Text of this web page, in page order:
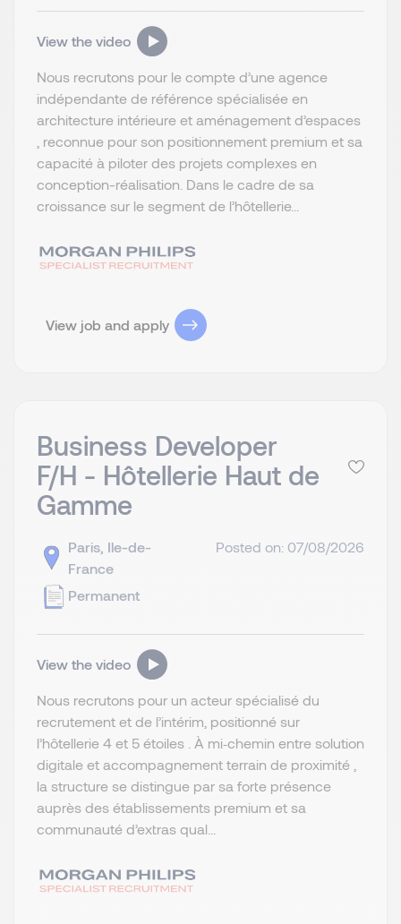
View the video
Nous recrutons pour le compte d’une agence
indépendante de référence spécialisée en
architecture intérieure et aménagement d’espaces
, reconnue pour son positionnement premium et sa
capacité à piloter des projets complexes en
conception-réalisation. Dans le cadre de sa
croissance sur le segment de l’hôtellerie...
View job and apply
Business Developer
F/H - Hôtellerie Haut de
Gamme
Paris, Ile-de-
France
Permanent
Posted on: 07/08/2026
View the video
Nous recrutons pour un acteur spécialisé du
recrutement et de l’intérim, positionné sur
l’hôtellerie 4 et 5 étoiles . À mi‑chemin entre solution
digitale et accompagnement terrain de proximité ,
la structure se distingue par sa forte présence
auprès des établissements premium et sa
communauté d’extras qual...